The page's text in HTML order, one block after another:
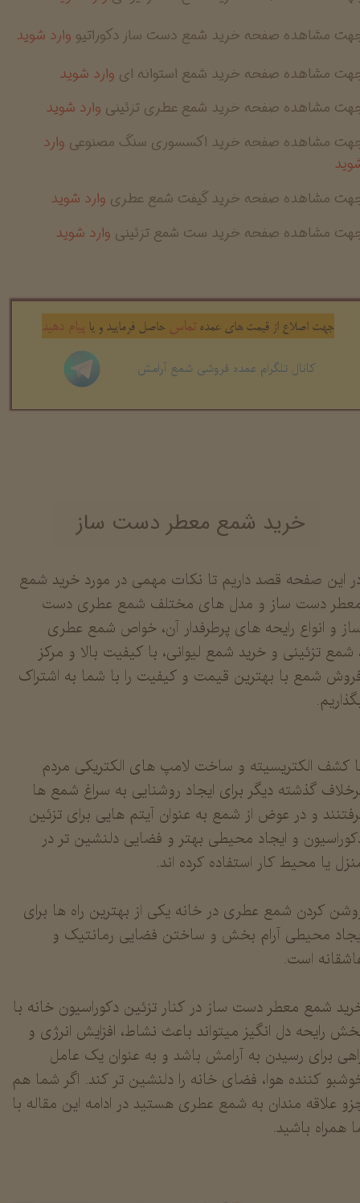
مشاهده صفحه خرید شمع دست ساز دکوراتیو وارد شوید
مشاهده صفحه خرید شمع استوانه ای وارد شوید
مشاهده صفحه خرید شمع عطری تزئینی وارد شوید
مشاهده صفحه خرید اکسسوری سنگ مصنوعی وارد
مشاهده صفحه خرید گیفت شمع عطری وارد شوید
مشاهده صفحه خرید ست شمع تزئینی وارد شوید
جهت اصلاع از قیمت های عمده تماس حاصل فرمایید و یا پیام دهید
کانال تلگرام عمده فروشی شمع آرامش
کشف الکتریسیته و ساخت لامپ های الکتریکی مردم
گذشته دیگر برای ایجاد روشنایی به سراغ شمع ها
و در عوض از شمع به عنوان آیتم هایی برای تزئین
و ایجاد محیطی بهتر و فضایی دلنشین تر در
یا محیط کار استفاده کرده اند.
کردن شمع عطری در خانه یکی از بهترین راه ها برای
محیطی آرام بخش و ساختن فضایی رمانتیک و
است.
شمع معطر دست ساز در کنار تزئین دکوراسیون خانه با
رایحه دل انگیز میتواند باعث نشاط، افزایش انرژی و
برای رسیدن به آرامش باشد و به عنوان یک عامل
کننده هوا، فضای خانه را دلنشین تر کند. اگر شما هم
علاقه مندان به شمع عطری هستید در ادامه این مقاله با
همراه باشید.
این صفحه قصد داریم تا نکات مهمی در مورد خرید شمع
دست ساز و مدل های مختلف شمع عطری دست
و انواع رایحه های پرطرفدار آن، خواص شمع عطری
شمع تزئینی و خرید شمع لیوانی، با کیفیت بالا و مرکز
شمع با بهترین قیمت و کیفیت را با شما به اشتراک
خرید شمع معطر دست ساز